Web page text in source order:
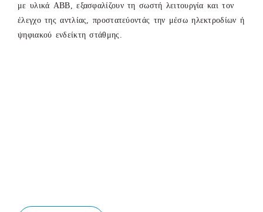
με υλικά ABB, εξασφαλίζουν τη σωστή λειτουργία και τον
έλεγχο της αντλίας, προστατεύοντάς την μέσω ηλεκτροδίων ή
ψηφιακού ενδείκτη στάθμης.